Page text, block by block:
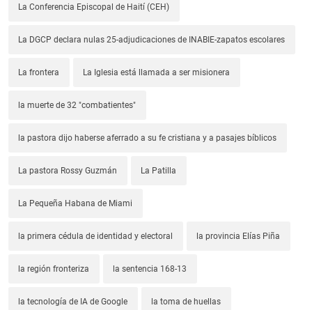
La Conferencia Episcopal de Haití (CEH)
La DGCP declara nulas 25-adjudicaciones de INABIE-zapatos escolares
La frontera La Iglesia está llamada a ser misionera
la muerte de 32 "combatientes"
la pastora dijo haberse aferrado a su fe cristiana y a pasajes bíblicos
La pastora Rossy Guzmán La Patilla
La Pequeña Habana de Miami
la primera cédula de identidad y electoral la provincia Elías Piña
la región fronteriza la sentencia 168-13
la tecnología de IA de Google la toma de huellas